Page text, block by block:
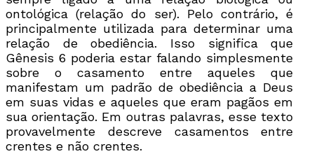
ontológica (relação do ser). Pelo contrário, é
principalmente utilizada para determinar uma
relação de obediência. Isso significa que
Gênesis 6 poderia estar falando simplesmente
sobre o casamento entre aqueles que
manifestam um padrão de obediência a Deus
em suas vidas e aqueles que eram pagãos em
sua orientação. Em outras palavras, esse texto
provavelmente descreve casamentos entre
crentes e não crentes.